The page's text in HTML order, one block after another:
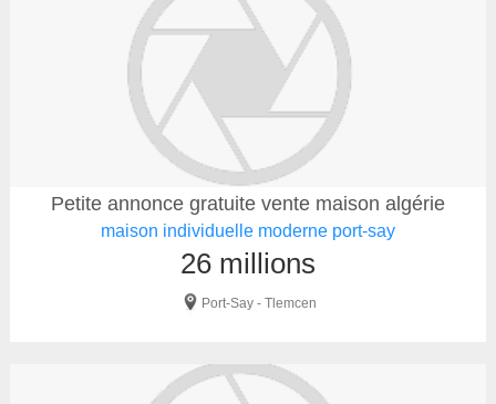
Petite annonce gratuite vente maison algérie
maison individuelle moderne port-say
26 millions
Port-Say - Tlemcen